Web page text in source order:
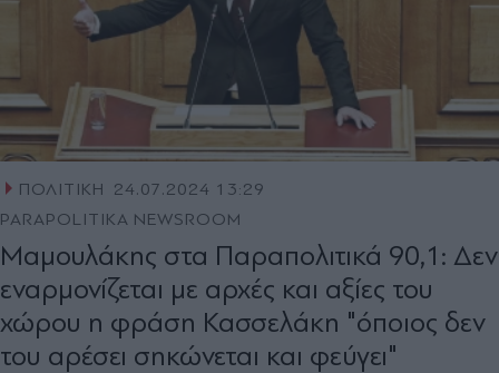
ΠΟΛΙΤΙΚΗ
24.07.2024 13:29
PARAPOLITIKA NEWSROOM
Μαμουλάκης στα Παραπολιτικά 90,1: Δεν
εναρμονίζεται με αρχές και αξίες του
χώρου η φράση Κασσελάκη "όποιος δεν
του αρέσει σηκώνεται και φεύγει"